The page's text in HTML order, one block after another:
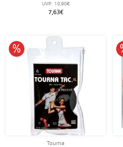
UVP: 10,90€
7,63€
Tourna
10% reduziert